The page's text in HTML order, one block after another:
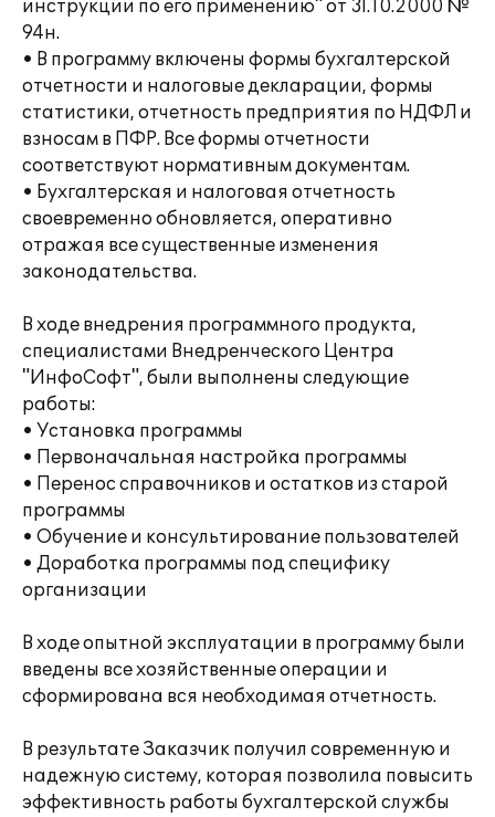
инструкции по его применению" от 31.10.2000 №
94н.
• В программу включены формы бухгалтерской
отчетности и налоговые декларации, формы
статистики, отчетность предприятия по НДФЛ и
взносам в ПФР. Все формы отчетности
соответствуют нормативным документам.
• Бухгалтерская и налоговая отчетность
своевременно обновляется, оперативно
отражая все существенные изменения
законодательства.
В ходе внедрения программного продукта,
специалистами Внедренческого Центра
"ИнфоСофт", были выполнены следующие
работы:
• Установка программы
• Первоначальная настройка программы
• Перенос справочников и остатков из старой
программы
• Обучение и консультирование пользователей
• Доработка программы под специфику
организации
В ходе опытной эксплуатации в программу были
введены все хозяйственные операции и
сформирована вся необходимая отчетность.
В результате Заказчик получил современную и
надежную систему, которая позволила повысить
эффективность работы бухгалтерской службы